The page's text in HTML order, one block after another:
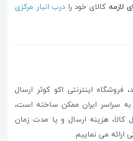
لازمه کالای خود را درب انبار مرکزی
فروشگاه اینترنتی اکو کوثر ارسال
به سراسر ایران ممکن ساخته است،
کالا، هزینه ارسال و یا مدت زمان
ارائه می نماییم.